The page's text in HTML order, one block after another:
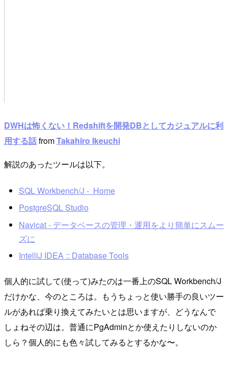
DWHは怖くない！Redshiftを開発DBとしてカジュアルに利
用する話fromTakahiro Ikeuchi
解説のあったツールは以下。
SQL Workbench/J - Home
PostgreSQL Studio
Navicat - データベースの管理・運用をより簡単にスムー
ズに
IntelliJ IDEA :: Database Tools
個人的に試して(使って)みたのは一番上のSQL Workbench/J
だけかな、今のところは。もうちょっと使い勝手の良いツー
ルがあれば乗り換えてみたいとは思いますが、どうなんで
しょねその辺は。普通にPgAdminとか使えたりしないのか
しら？個人的にも色々試してみるとするかな〜。